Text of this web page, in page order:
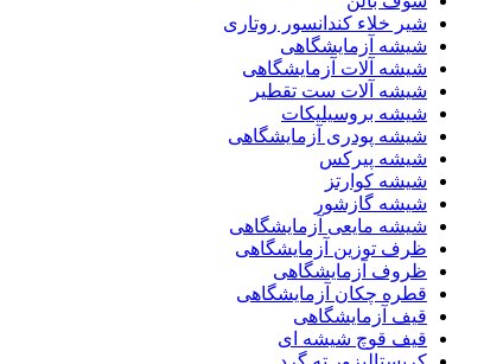
شیر خلاء کندانسور روتاری
شیشه آزمایشگاهی
شیشه آلات آزمایشگاهی
شیشه آلات ست تقطیر
شیشه بروسیلیکات
شیشه پودری آزمایشگاهی
شیشه پیرکس
شیشه کوارتز
شیشه گازشور
شیشه مایعی آزمایشگاهی
ظرف توزین آزمایشگاهی
ظروف آزمایشگاهی
قطره چکان آزمایشگاهی
قیف آزمایشگاهی
قیف قوچ شیشه ای